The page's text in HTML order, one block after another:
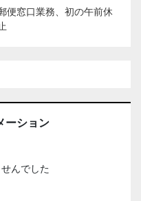
便窓口業務、初の午前休
止
ーション
んでした